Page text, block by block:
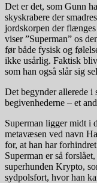
Det er det, som Gunn
skyskrabere der
jordskorpen der
viser ”Superman” os
før både fysisk og
ikke usårlig. Faktisk
som han også slår sig
Det begynder allerede i
begivenhederne – et
Superman ligger midt i
metavæsen ved navn
for, at han har
Superman er så
superhunden Krypto,
sydpolsfort, hvor han